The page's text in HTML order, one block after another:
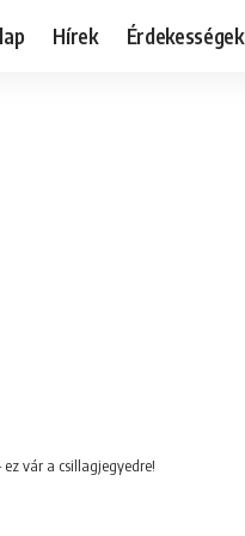
Hírek Érdekességek
vár a csillagjegyedre!